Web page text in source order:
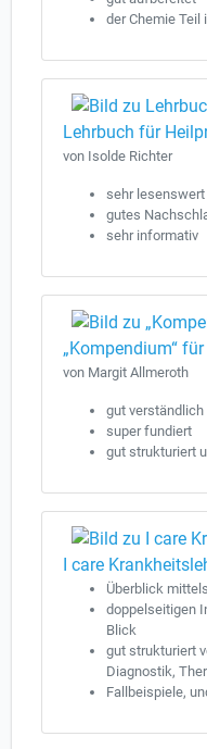
der Chemie
Lehrbuch für
von Isolde Richter
sehr lesenswert
gutes
sehr informativ
„Kompendium“
von Margit Allmeroth
gut verständlich
super fundiert
gut strukturiert
I care
Überblick
doppelseitigen
Blick
gut strukturiert
Diagnostik,
Fallbeispiele,